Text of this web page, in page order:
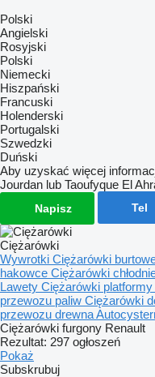
Polski
Angielski
Rosyjski
Polski
Niemecki
Hiszpański
Francuski
Holenderski
Portugalski
Szwedzki
Duński
Aby uzyskać więcej
Jourdan lub Taoufyque El
Napisz Tel
Ciężarówki
Wywrotki Ciężarówki
hakowce Ciężarówki
Lawety Ciężarówki platformy
przewozu paliw Ciężarówki
przewozu drewna
Ciężarówki furgony Renault
Rezultat: 297 ogłoszeń
Pokaż
Subskrubuj